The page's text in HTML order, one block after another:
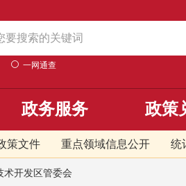
一网通查
策文件 重点领域信息公开 统
政务服务 政策
术开发区管委会